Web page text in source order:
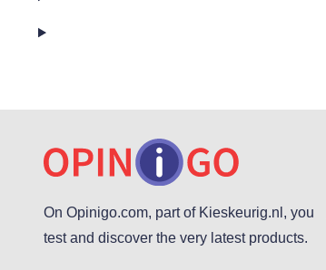
On Opinigo.com, part of Kieskeurig.nl, you
test and discover the very latest products.